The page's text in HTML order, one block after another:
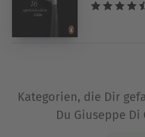
Kategorien, die Dir
Du Giuseppe Di